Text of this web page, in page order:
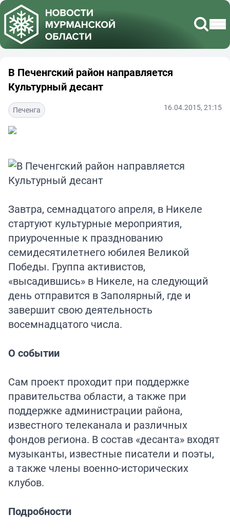
В Печенгский район направляется
Культурный десант
Печенга 16.04.2015, 21:15
Завтра, семнадцатого апреля, в Никеле
стартуют культурные мероприятия,
приуроченные к празднованию
семидесятилетнего юбилея Великой
Победы. Группа активистов,
«высадившись» в Никеле, на следующий
день отправится в Заполярный, где и
завершит свою деятельность
восемнадцатого числа.
О событии
Сам проект проходит при поддержке
правительства области, а также при
поддержке администрации района,
известного телеканала и различных
фондов региона. В состав «десанта» входят
музыканты, известные писатели и поэты,
а также члены военно-исторических
клубов.
Подробности